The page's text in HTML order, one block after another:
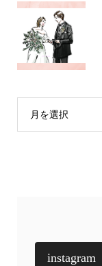
月を選択
instagram